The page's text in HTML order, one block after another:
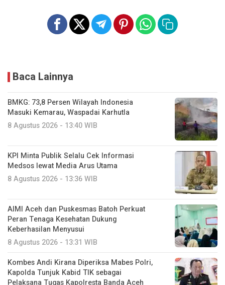
Baca Lainnya
BMKG: 73,8 Persen Wilayah Indonesia
Masuki Kemarau, Waspadai Karhutla
8 Agustus 2026 - 13:40 WIB
KPI Minta Publik Selalu Cek Informasi
Medsos lewat Media Arus Utama
8 Agustus 2026 - 13:36 WIB
AIMI Aceh dan Puskesmas Batoh Perkuat
Peran Tenaga Kesehatan Dukung
Keberhasilan Menyusui
8 Agustus 2026 - 13:31 WIB
Kombes Andi Kirana Diperiksa Mabes Polri,
Kapolda Tunjuk Kabid TIK sebagai
Pelaksana Tugas Kapolresta Banda Aceh